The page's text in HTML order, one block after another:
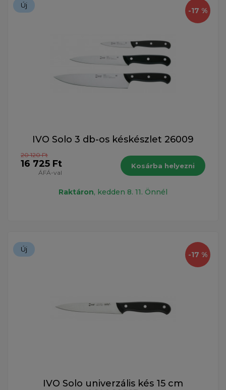
-17 %
Új
IVO Solo 3 db-os késkészlet 26009
20 120 Ft
16 725 Ft
ÁFÁ-val
Kosárba helyezni
Raktáron, kedden 8. 11. Önnél
-17 %
Új
IVO Solo univerzális kés 15 cm